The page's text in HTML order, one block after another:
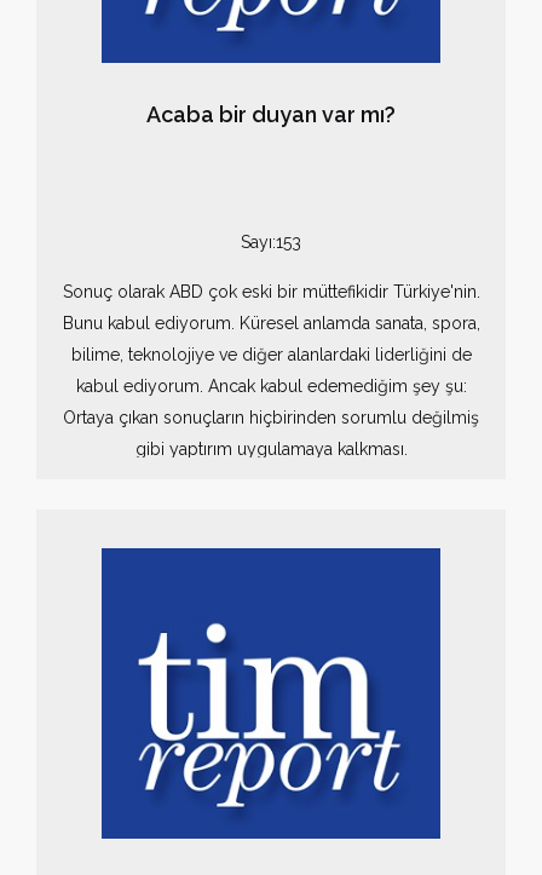
Acaba bir duyan var mı?
Sayı:153
Sonuç olarak ABD çok eski bir müttefikidir Türkiye'nin.
Bunu kabul ediyorum. Küresel anlamda sanata, spora,
bilime, teknolojiye ve diğer alanlardaki liderliğini de
kabul ediyorum. Ancak kabul edemediğim şey şu:
Ortaya çıkan sonuçların hiçbirinden sorumlu değilmiş
gibi yaptırım uygulamaya kalkması.